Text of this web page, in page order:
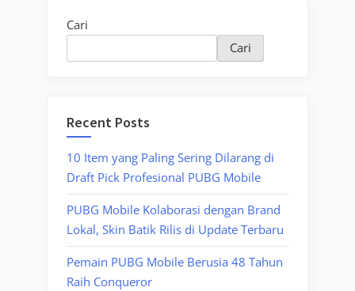
Cari
Cari
Recent Posts
10 Item yang Paling Sering Dilarang di
Draft Pick Profesional PUBG Mobile
PUBG Mobile Kolaborasi dengan Brand
Lokal, Skin Batik Rilis di Update Terbaru
Pemain PUBG Mobile Berusia 48 Tahun
Raih Conqueror